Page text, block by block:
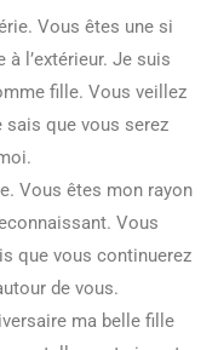
Vous êtes une si
à l’extérieur. Je suis
fille. Vous veillez
que vous serez
Vous êtes mon rayon
Vous
que vous continuerez
de vous.
ma belle fille